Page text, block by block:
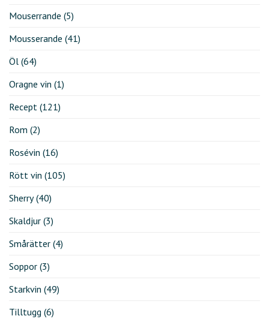
Mouserrande (5)
Mousserande (41)
Öl (64)
Oragne vin (1)
Recept (121)
Rom (2)
Rosévin (16)
Rött vin (105)
Sherry(40)
Skaldjur (3)
Smårätter (4)
Soppor (3)
Starkvin (49)
Tilltugg (6)